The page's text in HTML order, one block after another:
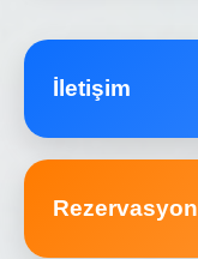
İletişim
Rezervasyon